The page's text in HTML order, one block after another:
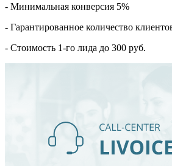
- Минимальная конверсия 5%
- Гарантированное количество
- Стоимость 1-го лида до 300 руб.